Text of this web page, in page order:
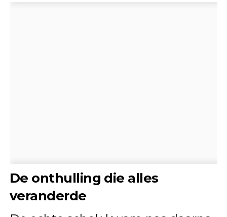
De onthulling die alles
veranderde